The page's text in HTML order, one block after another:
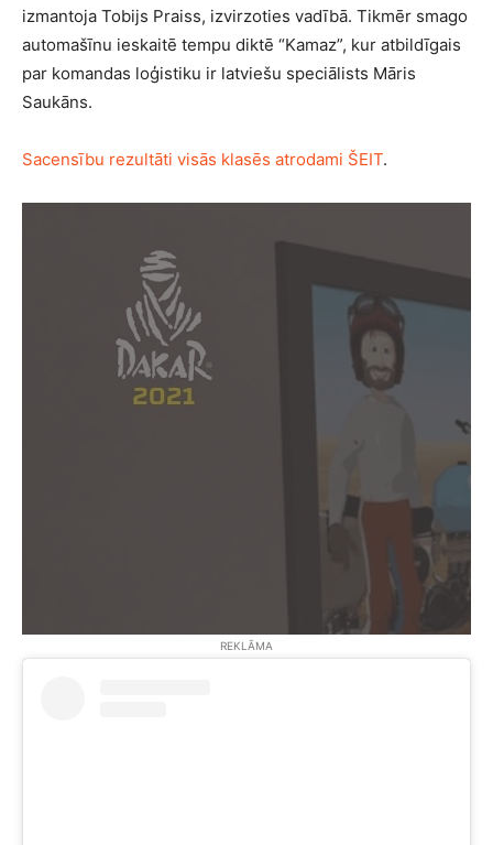
izmantoja Tobijs Praiss, izvirzoties vadībā. Tikmēr smago
automašīnu ieskaitē tempu diktē “Kamaz”, kur atbildīgais
par komandas loģistiku ir latviešu speciālists Māris
Saukāns.
Sacensību rezultāti visās klasēs atrodami ŠEIT.
REKLĀMA